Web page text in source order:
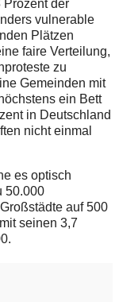
Prozent der
vulnerable
Plätzen
faire Verteilung,
zu
Gemeinden mit
ein Bett
in Deutschland
nicht einmal
es optisch
50.000
auf 500
seinen 3,7